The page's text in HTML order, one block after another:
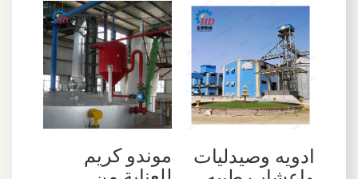
ادويه وصيدليات موندو كريم